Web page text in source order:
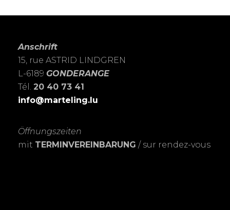
Anschrift
15, rue ASTRID LINDGREN
L-6189 GONDERANGE
Tél. 20 40 73 41
info@marteling.lu
Öffnungszeiten
mit TERMINVEREINBARUNG / sur rendez-vous